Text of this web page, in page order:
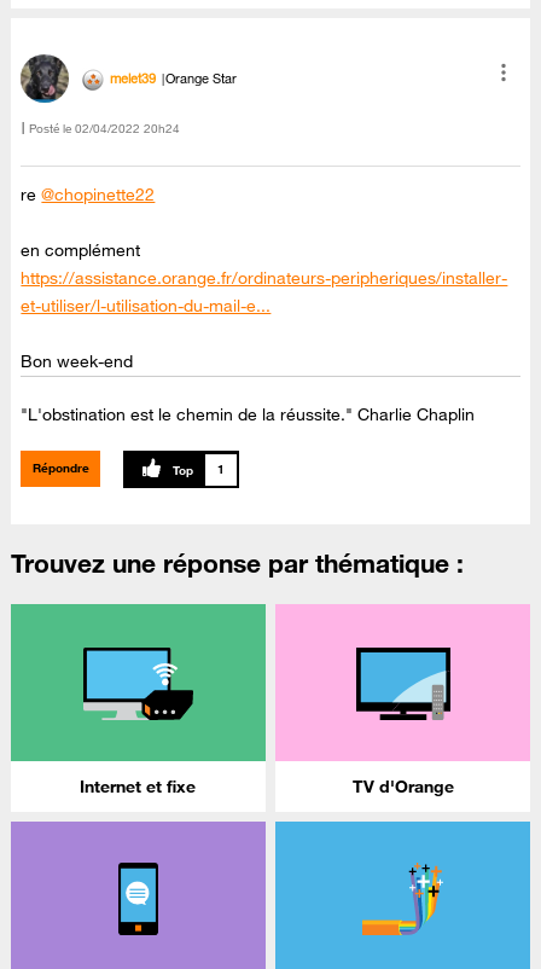
melet39 Orange Star
Posté le ‎02/04/2022 20h24
re@chopinette22
en complément
https://assistance.orange.fr/ordinateurs-peripheriques/installer-
et-utiliser/l-utilisation-du-mail-e...
Bon week-end
"L'obstination est le chemin de la réussite." Charlie Chaplin
Répondre 1
Trouvez une réponse par thématique :
Internet et fixe TV d'Orange